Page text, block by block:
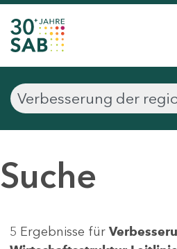
Suche
5 Ergebnisse für